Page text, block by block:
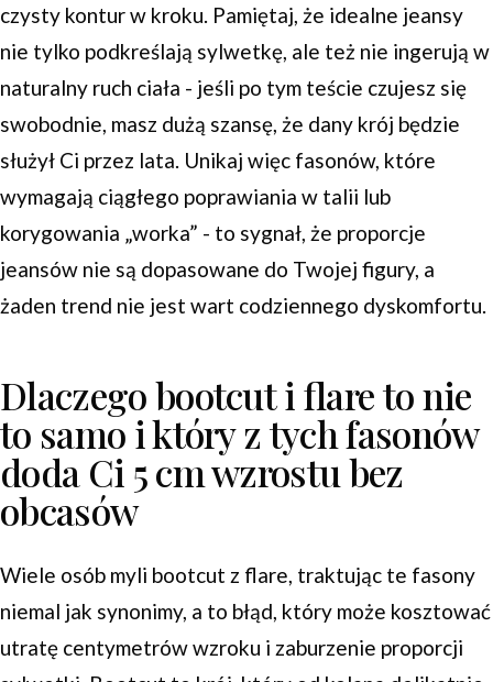
czysty kontur w kroku. Pamiętaj, że idealne jeansy
nie tylko podkreślają sylwetkę, ale też nie ingerują w
naturalny ruch ciała - jeśli po tym teście czujesz się
swobodnie, masz dużą szansę, że dany krój będzie
służył Ci przez lata. Unikaj więc fasonów, które
wymagają ciągłego poprawiania w talii lub
korygowania „worka” - to sygnał, że proporcje
jeansów nie są dopasowane do Twojej figury, a
żaden trend nie jest wart codziennego dyskomfortu.
Dlaczego bootcut i flare to nie
to samo i który z tych fasonów
doda Ci 5 cm wzrostu bez
obcasów
Wiele osób myli bootcut z flare, traktując te fasony
niemal jak synonimy, a to błąd, który może kosztować
utratę centymetrów wzroku i zaburzenie proporcji